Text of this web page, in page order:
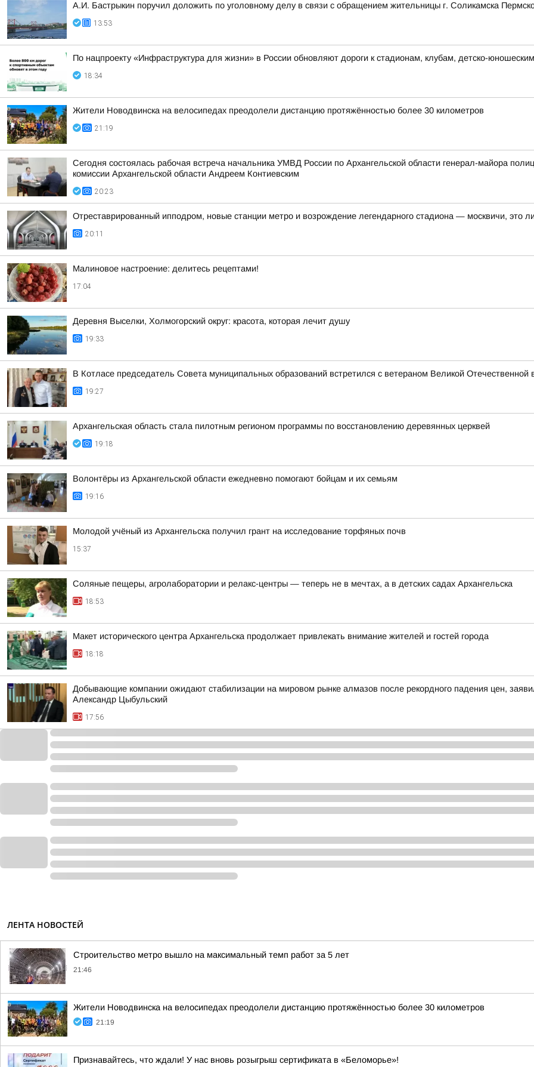
А.И. Бастрыкин поручил доложить по уголовному делу в связи с обращением жительницы г. Соликамска
13:53
По нацпроекту «Инфраструктура для жизни» в России обновляют дороги к стадионам, клубам, детско-
18:34
Жители Новодвинска на велосипедах преодолели дистанцию протяжённостью более 30 километров
21:19
Сегодня состоялась рабочая встреча начальника УМВД России по Архангельской области генерал-майора
комиссии Архангельской области Андреем Контиевским
20:23
Отреставрированный ипподром, новые станции метро и возрождение легендарного стадиона — москвичи, это
20:11
Малиновое настроение: делитесь рецептами!
17:04
Деревня Выселки, Холмогорский округ: красота, которая лечит душу
19:33
В Котласе председатель Совета муниципальных образований встретился с ветераном Великой Отечественной
19:27
Архангельская область стала пилотным регионом программы по восстановлению деревянных церквей
19:18
Волонтёры из Архангельской области ежедневно помогают бойцам и их семьям
19:16
Молодой учёный из Архангельска получил грант на исследование торфяных почв
15:37
Соляные пещеры, агролаборатории и релакс-центры — теперь не в мечтах, а в детских садах Архангельска
18:53
Макет исторического центра Архангельска продолжает привлекать внимание жителей и гостей города
18:18
Добывающие компании ожидают стабилизации на мировом рынке алмазов после рекордного падения цен,
Александр Цыбульский
17:56
ЛЕНТА НОВОСТЕЙ
Строительство метро вышло на максимальный темп работ за 5 лет
21:46
Жители Новодвинска на велосипедах преодолели дистанцию протяжённостью более 30 километров
21:19
Признавайтесь, что ждали! У нас вновь розыгрыш сертификата в «Беломорье»!